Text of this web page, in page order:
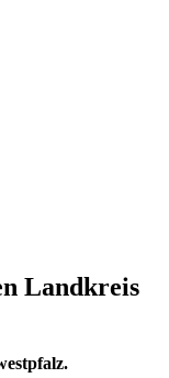
Landkreis